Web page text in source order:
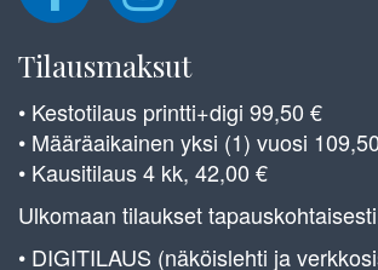
Tilausmaksut
• Kestotilaus printti+digi 99,50 €
• Määräaikainen yksi (1) vuosi
• Kausitilaus 4 kk, 42,00 €
Ulkomaan tilaukset
• DIGITILAUS (näköislehti ja